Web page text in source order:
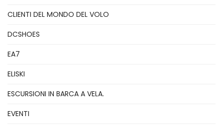
CLIENTI DEL MONDO DEL VOLO
DCSHOES
EA7
ELISKI
ESCURSIONI IN BARCA A VELA.
EVENTI